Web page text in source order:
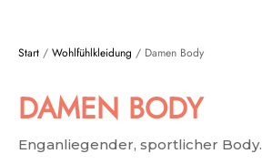
Start / Wohlfühlkleidung / Damen Body
DAMEN BODY
Enganliegender, sportlicher Body.